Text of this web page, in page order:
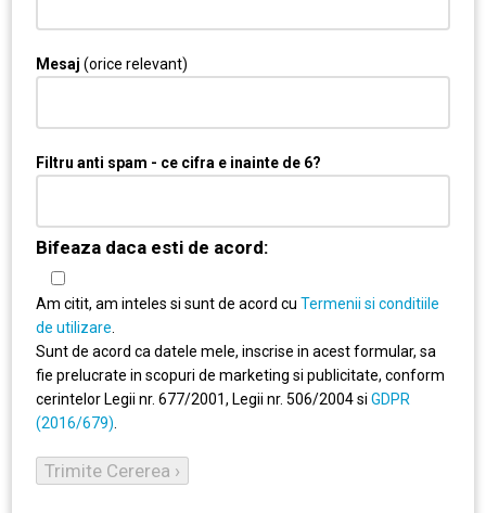
Mesaj (orice relevant)
Filtru anti spam - ce cifra e inainte de 6?
Bifeaza daca esti de acord:
Am citit, am inteles si sunt de acord cu Termenii si conditiile
de utilizare.
Sunt de acord ca datele mele, inscrise in acest formular, sa
fie prelucrate in scopuri de marketing si publicitate, conform
cerintelor Legii nr. 677/2001, Legii nr. 506/2004 si GDPR
(2016/679).